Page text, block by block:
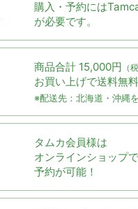
購入・予約には
が必要です。
商品合計 15,000円 （
お買い上げで送料無料
※配送先：北海道・沖縄を
タムカ会員様は
オンラインショップで
予約が可能！